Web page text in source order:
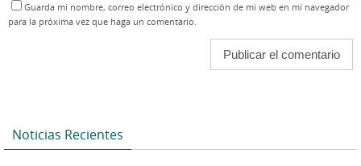
Guarda mi nombre, correo electrónico y dirección de mi web en mi navegador
para la próxima vez que haga un comentario.
Noticias Recientes